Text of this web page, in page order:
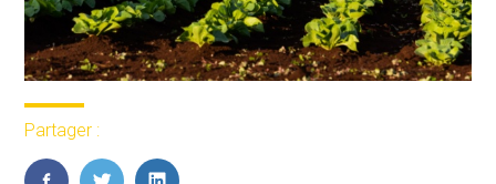
Partager :